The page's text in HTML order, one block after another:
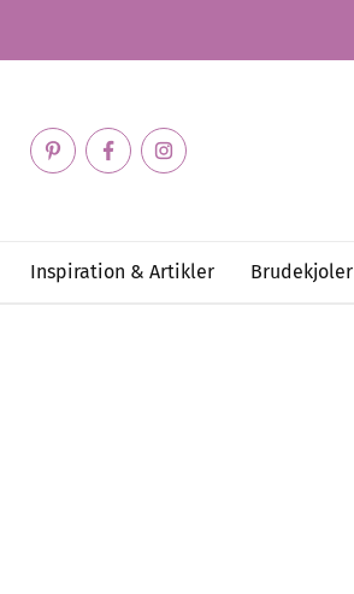
Inspiration & Artikler Brudekjoler